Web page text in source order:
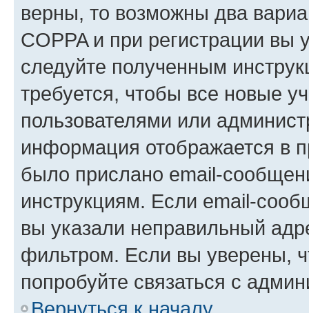
верны, то возможны два
COPPA и при регистрации вы
следуйте полученным
требуется, чтобы все новые
пользователями или
информация отображается в
было прислано email-
инструкциям. Если email-
вы указали неправильный
фильтром. Если вы уверены,
попробуйте связаться с
Вернуться к началу